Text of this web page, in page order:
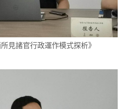
見諸官行政運作模式探析》